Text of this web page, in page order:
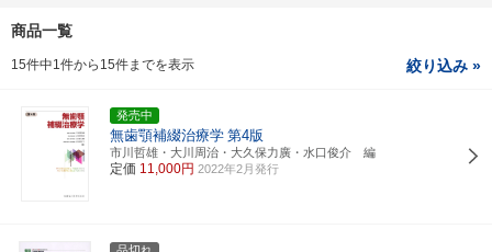
商品一覧
15件中1件から15件までを表示 絞り込み »
発売中
無歯顎補綴治療学 第4版
市川哲雄・大川周治・大久保力廣・水口俊介 編
定価 11,000円 2022年2月発行